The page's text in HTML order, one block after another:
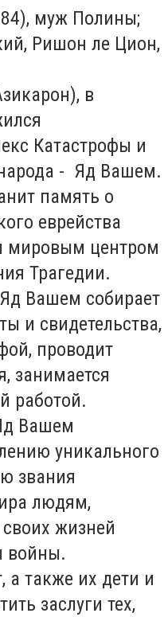
муж Полины;
Ришон ле Цион,
в
Катастрофы и
- Яд Вашем.
память о
еврейства
мировым центром
Трагедии.
Вашем собирает
и свидетельства,
проводит
занимается
работой.
Вашем
уникального
звания
людям,
жизней
войны.
а также их дети и
заслуги тех,